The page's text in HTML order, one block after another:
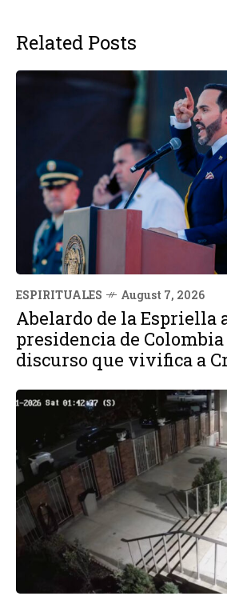
Related Posts
ESPIRITUALES August 7, 2026
Abelardo de la Espriella
presidencia de
discurso que vivifica a